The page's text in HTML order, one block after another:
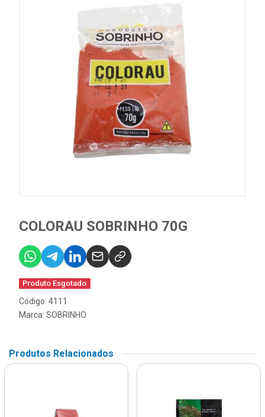
COLORAU SOBRINHO 70G
Produto Esgotado
Código: 4111
Marca: SOBRINHO
Produtos Relacionados